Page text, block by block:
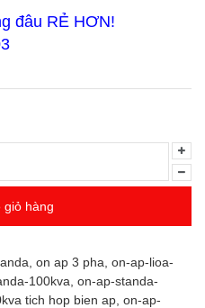
đâu RẺ HƠN!
giỏ hàng
on ap 3 pha on-ap-lioa-
100kva on-ap-standa-
tich hop bien ap on-ap-